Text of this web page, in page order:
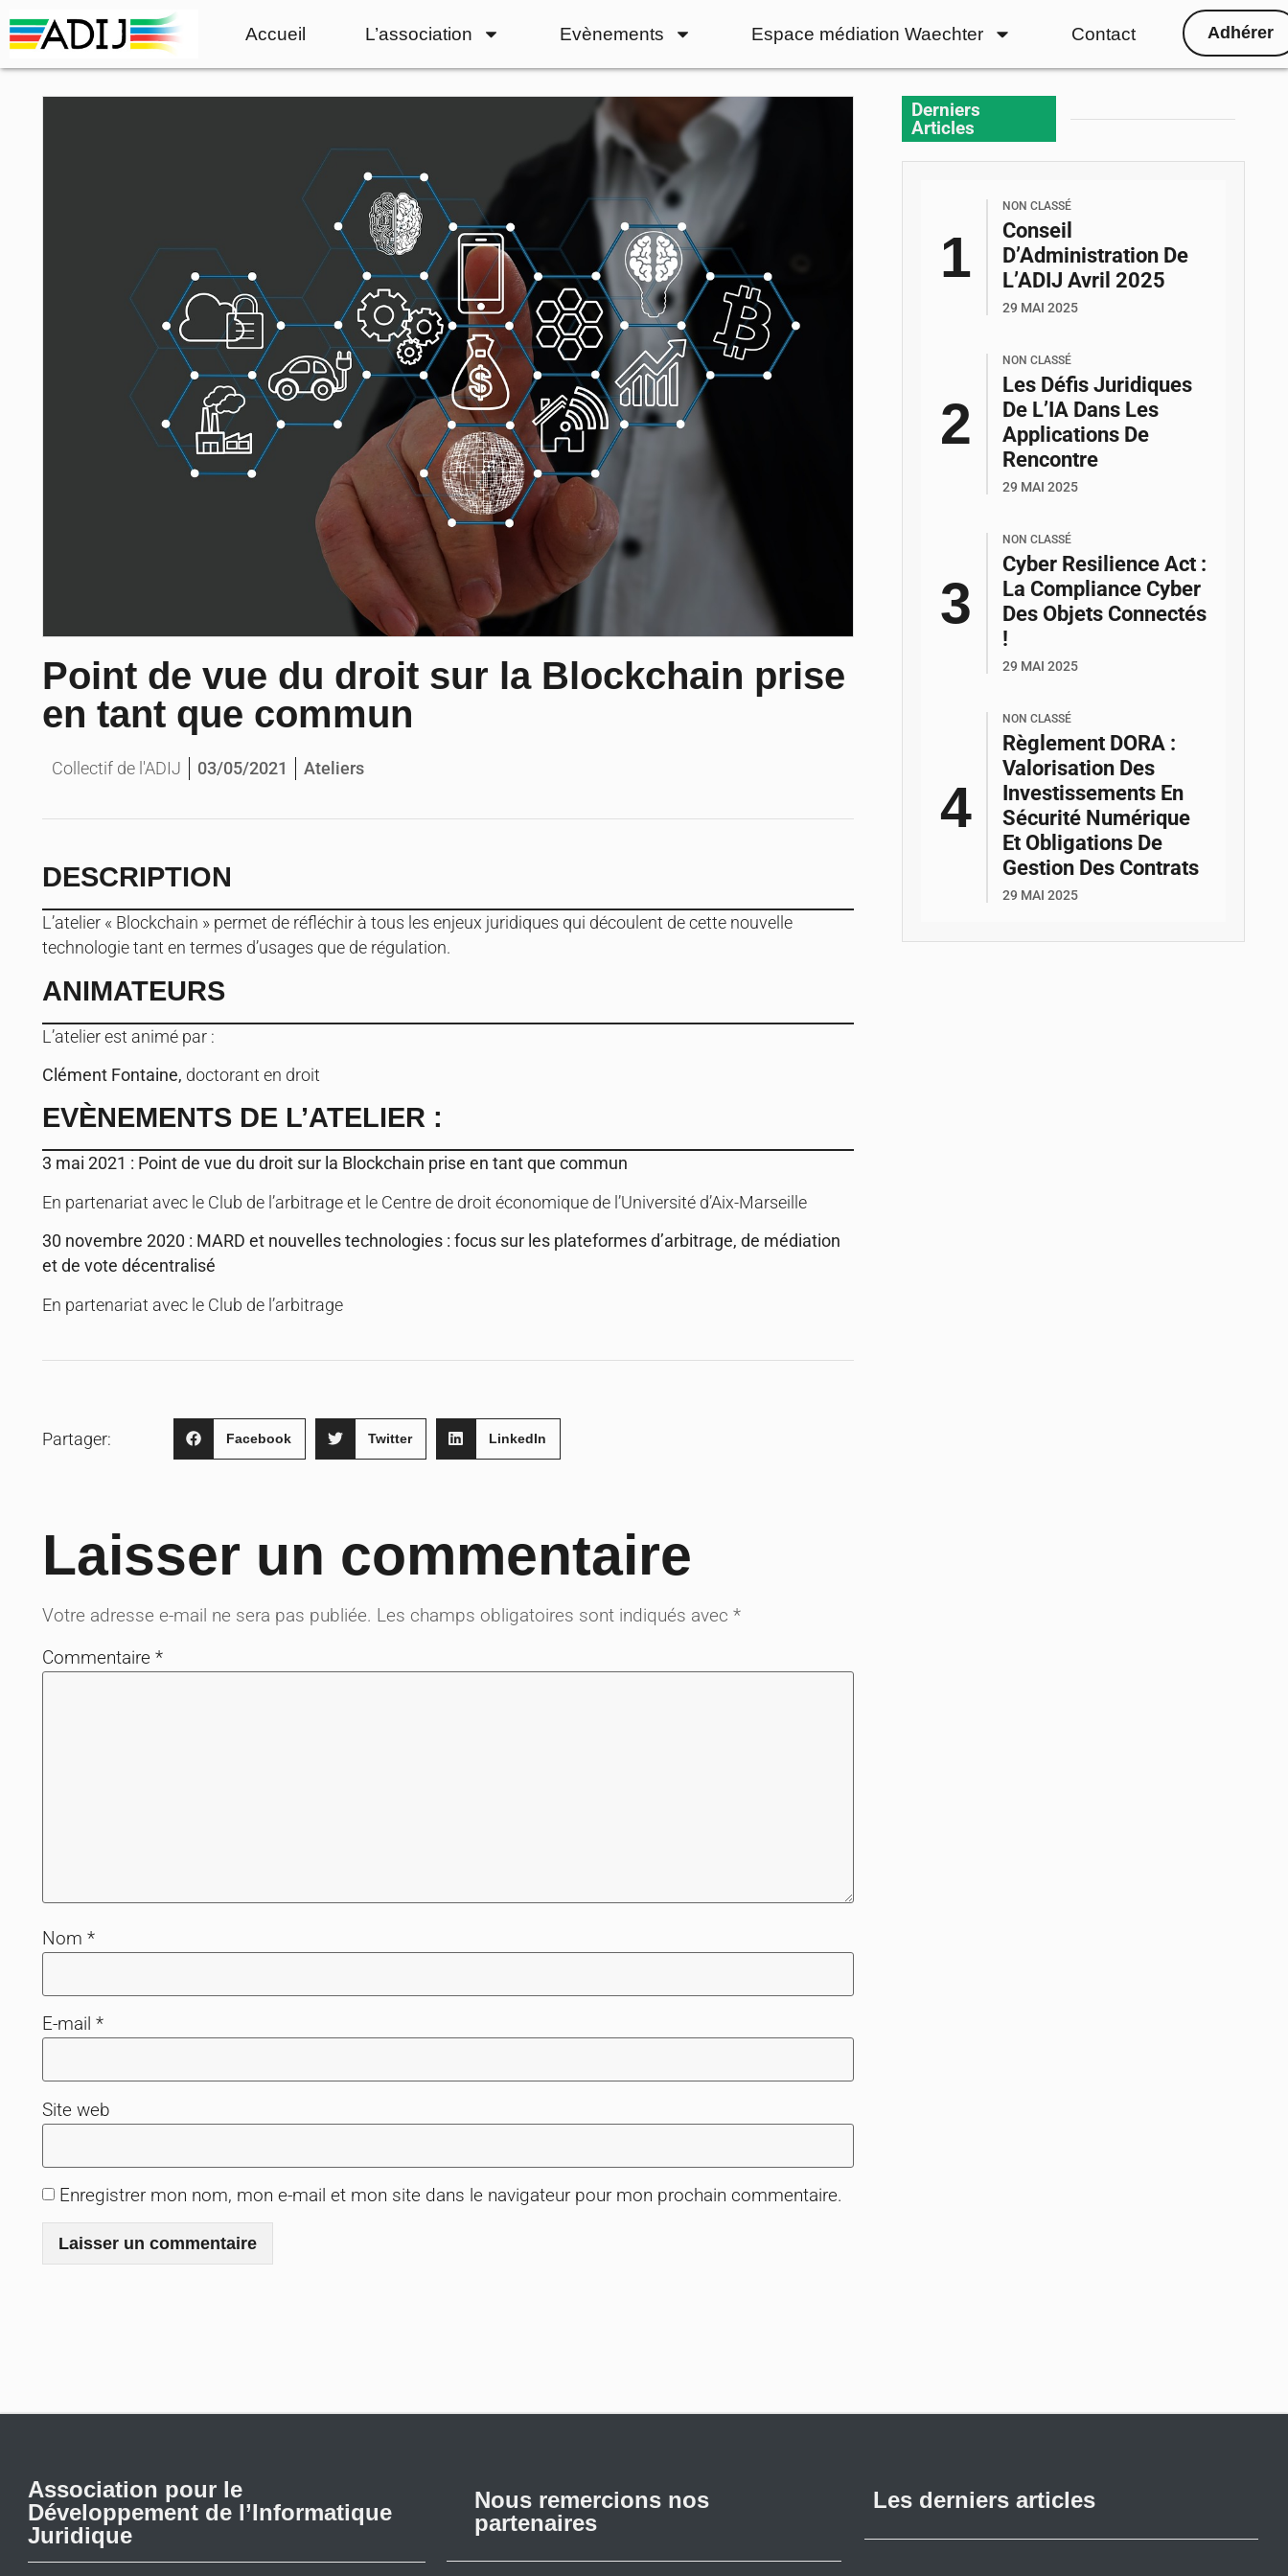
Accueil L’association Evènements Espace médiation Waechter Contact Adhérer
Point de vue du droit sur la Blockchain prise
en tant que commun
Collectif de l'ADIJ 03/05/2021 Ateliers
DESCRIPTION
L’atelier « Blockchain » permet de réfléchir à tous les enjeux juridiques qui découlent de cette nouvelle
technologie tant en termes d’usages que de régulation.
ANIMATEURS
L’atelier est animé par :
Clément Fontaine, doctorant en droit
EVÈNEMENTS DE L’ATELIER :
3 mai 2021 : Point de vue du droit sur la Blockchain prise en tant que commun
En partenariat avec le Club de l’arbitrage et le Centre de droit économique de l’Université d’Aix-Marseille
30 novembre 2020 : MARD et nouvelles technologies : focus sur les plateformes d’arbitrage, de médiation
et de vote décentralisé
En partenariat avec le Club de l’arbitrage
Partager: Facebook Twitter LinkedIn
Laisser un commentaire
Votre adresse e-mail ne sera pas publiée. Les champs obligatoires sont indiqués avec*
Commentaire*
Nom*
E-mail*
Site web
Enregistrer mon nom, mon e-mail et mon site dans le navigateur pour mon prochain commentaire.
Derniers
Articles
NON CLASSÉ
Conseil
D’Administration De
L’ADIJ Avril 2025
29 MAI 2025
NON CLASSÉ
Les Défis Juridiques
De L’IA Dans Les
Applications De
Rencontre
29 MAI 2025
NON CLASSÉ
Cyber Resilience Act :
La Compliance Cyber
Des Objets Connectés
!
29 MAI 2025
NON CLASSÉ
Règlement DORA :
Valorisation Des
Investissements En
Sécurité Numérique
Et Obligations De
Gestion Des Contrats
29 MAI 2025
Association pour le
Développement de l’Informatique
Juridique
Nous remercions nos
partenaires
Les derniers articles